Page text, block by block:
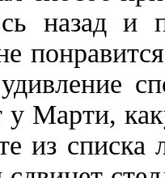
назад и
у Марти,
из списка